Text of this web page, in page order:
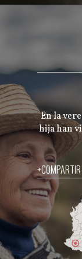
En la
hija han
+COMPARTIR